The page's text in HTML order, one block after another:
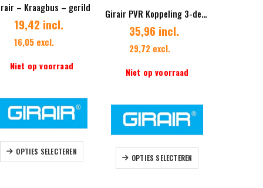
– Kraagbus – gerild
19,42 incl.
16,05 excl.
Niet op voorraad
OPTIES SELECTEREN
Dit product heeft meerdere variaties. Deze optie kan gekozen worden op de productpagina
Girair PVR Koppeling 3-delig met messing binnendraad
35,96 incl.
29,72 excl.
Niet op voorraad
OPTIES SELECTEREN
Dit product heeft meerdere variaties. Deze optie kan gekozen worden op de productpagina